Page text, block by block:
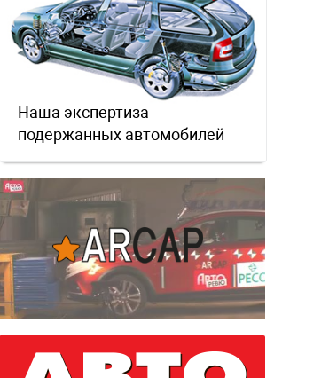
Наша экспертиза
подержанных автомобилей